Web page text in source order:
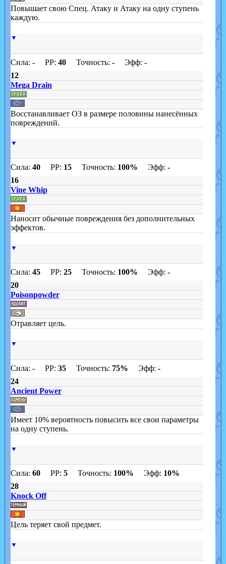
Повышает свою Спец. Атаку и Атаку на одну ступень
каждую.
▼
Сила: -PP: 40Точность: -Эфф: -
12
Mega Drain
Восстанавливает ОЗ в размере половины нанесённых
повреждений.
▼
Сила: 40PP: 15Точность: 100% Эфф: -
16
Vine Whip
Наносит обычные повреждения без дополнительных
эффектов.
▼
Сила: 45PP: 25Точность: 100% Эфф: -
20
Poisonpowder
Отравляет цель.
▼
Сила: -PP: 35Точность: 75% Эфф: -
24
Ancient Power
Имеет 10% вероятность повысить все свои параметры
на одну ступень.
▼
Сила: 60PP: 5Точность: 100% Эфф: 10%
28
Knock Off
Цель теряет свой предмет.
▼